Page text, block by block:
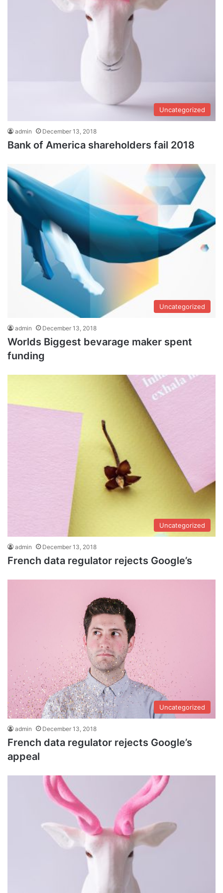
Uncategorized
admin December 13, 2018
Bank of America shareholders fail 2018
Uncategorized
admin December 13, 2018
Worlds Biggest bevarage maker spent
funding
Uncategorized
admin December 13, 2018
French data regulator rejects Google’s
Uncategorized
admin December 13, 2018
French data regulator rejects Google’s
appeal